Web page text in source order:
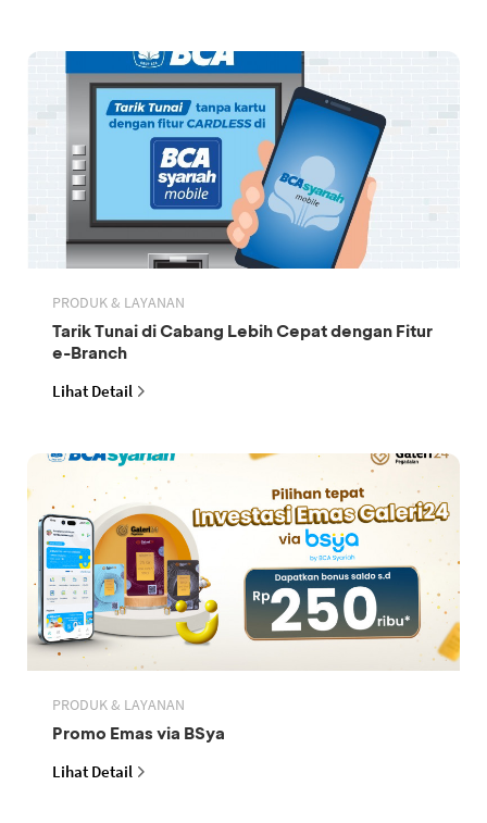
PRODUK & LAYANAN
Tarik Tunai di Cabang Lebih Cepat dengan Fitur
e-Branch
Lihat Detail
PRODUK & LAYANAN
Promo Emas via BSya
Lihat Detail